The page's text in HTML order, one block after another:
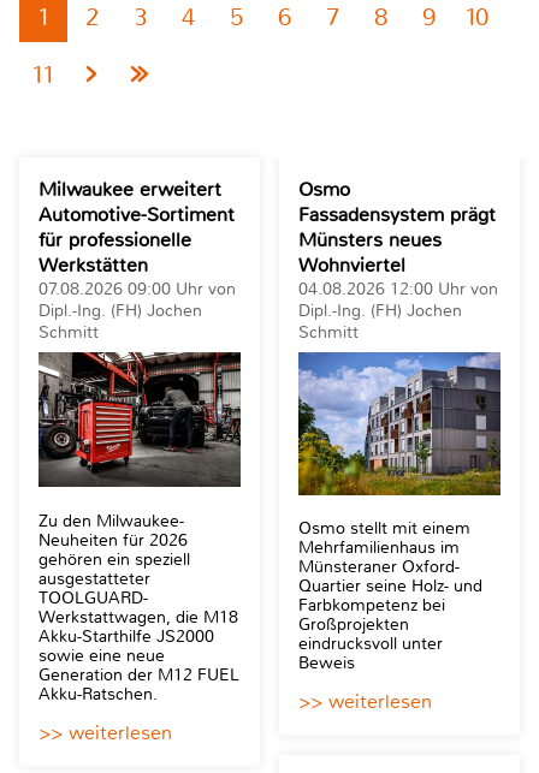
1 2 3 4 5 6 7 8 9
10
11
Milwaukee erweitert
Automotive-Sortiment
für professionelle
Werkstätten
07.08.2026 09:00 Uhr von
Dipl.-Ing. (FH) Jochen
Schmitt
Zu den Milwaukee-
Neuheiten für 2026
gehören ein speziell
ausgestatteter
TOOLGUARD-
Werkstattwagen, die M18
Akku-Starthilfe JS2000
sowie eine neue
Generation der M12 FUEL
Akku-Ratschen.
>> weiterlesen
Osmo
Fassadensystem prägt
Münsters neues
Wohnviertel
04.08.2026 12:00 Uhr von
Dipl.-Ing. (FH) Jochen
Schmitt
Osmo stellt mit einem
Mehrfamilienhaus im
Münsteraner Oxford-
Quartier seine Holz- und
Farbkompetenz bei
Großprojekten
eindrucksvoll unter
Beweis
>> weiterlesen